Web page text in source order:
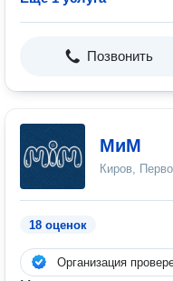
Позвонить
МиМ
Киров,
18 оценок
Организация